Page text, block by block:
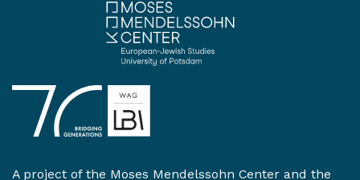
A project of the Moses Mendelssohn Center and the